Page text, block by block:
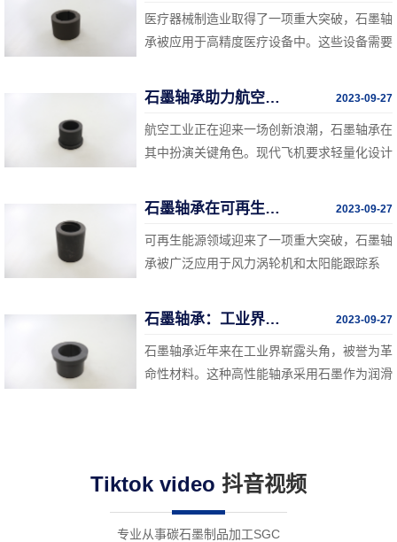
医疗器械制造业取得了一项重大突破，石墨轴
承被应用于高精度医疗设备中。这些设备需要
精度特性使其成为制造高端扫描仪、手术机器
提高医疗诊断和治疗的准确性，改善患者的医
疗体验。
石墨轴承助力航空工业的创新 2023-09-27
航空工业正在迎来一场创新浪潮，石墨轴承在
其中扮演关键角色。现代飞机要求轻量化设计
使其成为理想的选择。石墨轴承被广泛应用于
能、燃油效率和可维护性。
石墨轴承在可再生能源领域的应用 2023-09-27
可再生能源领域迎来了一项重大突破，石墨轴
承被广泛应用于风力涡轮机和太阳能跟踪系
件，石墨轴承的高耐磨性和低摩擦特性使其成
设备的可靠性和效率，推动清洁能源的更广泛
采用。
石墨轴承：工业界的革命性材料 2023-09-27
石墨轴承近年来在工业界崭露头角，被誉为革
命性材料。这种高性能轴承采用石墨作为润滑
造领域。
Tiktok video 抖音视频
专业从事碳石墨制品加工SGC